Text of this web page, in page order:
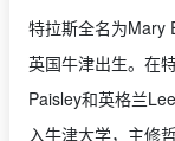
特拉斯全名为Mary
英国牛津出生。在
Paisley和英格兰
入牛津大学，主修